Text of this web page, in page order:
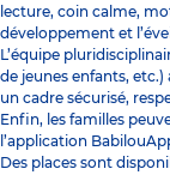
lecture, coin calme,
développement et
L’équipe
de jeunes enfants,
un cadre sécurisé,
Enfin, les familles
l’application
Des places sont